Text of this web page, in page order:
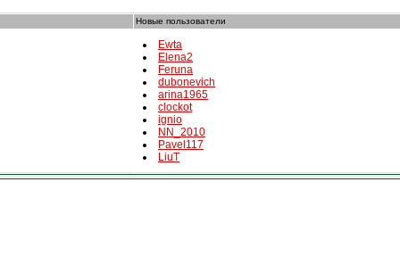
Новые пользователи
Ewta
Elena2
Feruna
dubonevich
arina1965
clockot
ignio
NN_2010
Pavel117
LiuT